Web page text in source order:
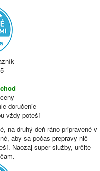
doručenie
vždy poteší
na druhý deň ráno pripravené v
aby sa počas prepravy nič
Naozaj super služby, určite